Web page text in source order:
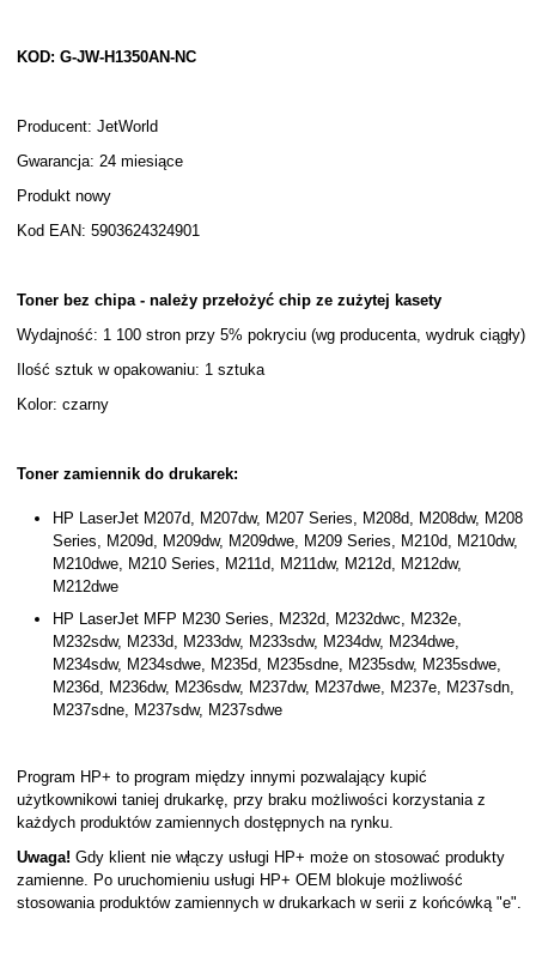
KOD: G-JW-H1350AN-NC
Producent: JetWorld
Gwarancja: 24 miesiące
Produkt nowy
Kod EAN: 5903624324901
Toner bez chipa - należy przełożyć chip ze zużytej kasety
Wydajność: 1 100 stron przy 5% pokryciu (wg producenta, wydruk ciągły)
Ilość sztuk w opakowaniu: 1 sztuka
Kolor: czarny
Toner zamiennik do drukarek:
HP LaserJet M207d, M207dw, M207 Series, M208d, M208dw, M208
Series, M209d, M209dw, M209dwe, M209 Series, M210d, M210dw,
M210dwe, M210 Series, M211d, M211dw, M212d, M212dw,
M212dwe
HP LaserJet MFP M230 Series, M232d, M232dwc, M232e,
M232sdw, M233d, M233dw, M233sdw, M234dw, M234dwe,
M234sdw, M234sdwe, M235d, M235sdne, M235sdw, M235sdwe,
M236d, M236dw, M236sdw, M237dw, M237dwe, M237e, M237sdn,
M237sdne, M237sdw, M237sdwe
Program HP+ to program między innymi pozwalający kupić
użytkownikowi taniej drukarkę, przy braku możliwości korzystania z
każdych produktów zamiennych dostępnych na rynku.
Uwaga! Gdy klient nie włączy usługi HP+ może on stosować produkty
zamienne. Po uruchomieniu usługi HP+ OEM blokuje możliwość
stosowania produktów zamiennych w drukarkach w serii z końcówką "e".